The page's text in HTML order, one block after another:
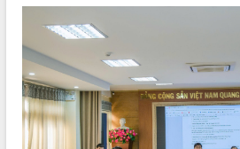
HỆ THỐNG VĂN BẢN
VĂN BẢN HĐND TỈNH
ĐIỂM TIN VĂN BẢN